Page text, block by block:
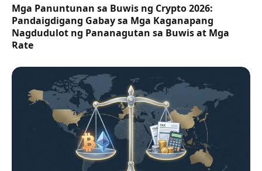
Mga Panuntunan sa Buwis ng Crypto 2026:
Pandaigdigang Gabay sa Mga Kaganapang
Nagdudulot ng Pananagutan sa Buwis at Mga
Rate